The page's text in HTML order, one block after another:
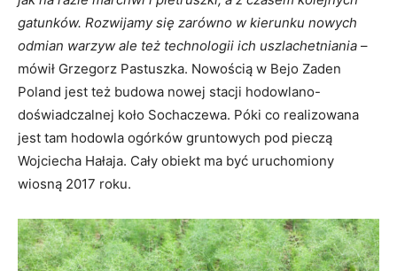
gatunków. Rozwijamy się zarówno w kierunku nowych
odmian warzyw ale też technologii ich uszlachetniania –
mówił Grzegorz Pastuszka. Nowością w Bejo Zaden
Poland jest też budowa nowej stacji hodowlano-
doświadczalnej koło Sochaczewa. Póki co realizowana
jest tam hodowla ogórków gruntowych pod pieczą
Wojciecha Hałaja. Cały obiekt ma być uruchomiony
wiosną 2017 roku.